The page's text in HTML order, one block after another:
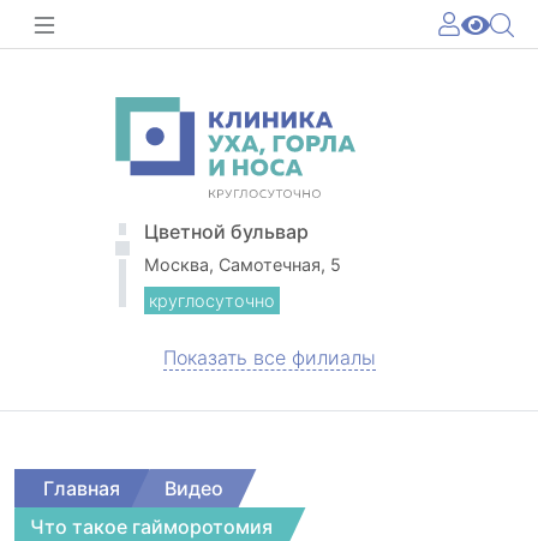
Цветной бульвар
Москва, Самотечная, 5
круглосуточно
Показать все филиалы
Главная
Видео
Что такое гайморотомия